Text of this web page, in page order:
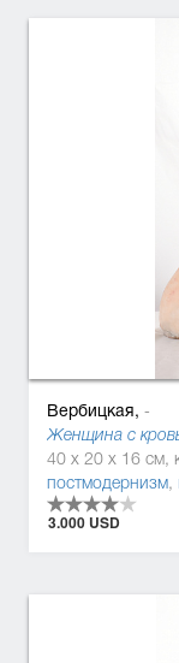
Вербицкая, -
Женщина с
постмодернизм,
3.000 USD